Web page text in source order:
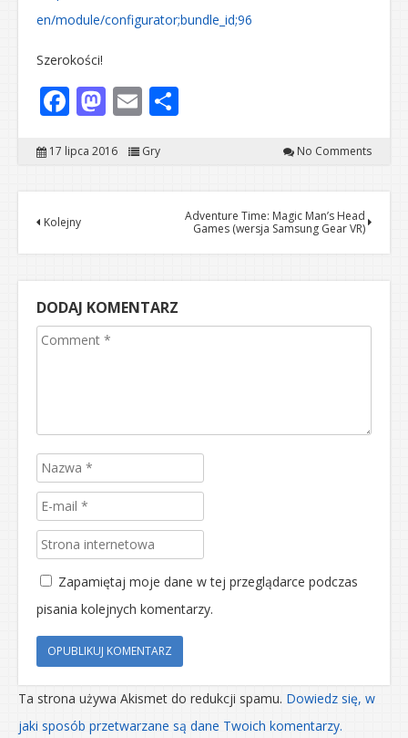
en/module/configurator;bundle_id;96
Szerokości!
Facebook
Mastodon
Email
17 lipca 2016 Gry No Comments
Kolejny
Adventure Time: Magic Man’s Head
Games (wersja Samsung Gear VR)
DODAJ KOMENTARZ
Zapamiętaj moje dane w tej przeglądarce podczas
pisania kolejnych komentarzy.
Ta strona używa Akismet do redukcji spamu. Dowiedz się, w
jaki sposób przetwarzane są dane Twoich komentarzy.